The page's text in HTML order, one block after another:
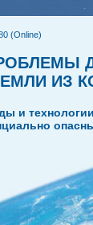
(Online)
ИЗ
и